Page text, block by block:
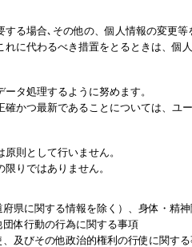
る場合､その他の、個人情報の変更等
に代わるべき措置をとるときは、個
タ処理するように努めます。
かつ最新であることについては、ユ
則として行いません。
りではありません。
府県に関する情報を除く）、身体・精
団体行動の行為に関する事項
及びその他政治的権利の行使に関す